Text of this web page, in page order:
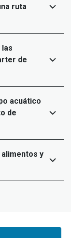
ruta
las
de
acuático
de
y